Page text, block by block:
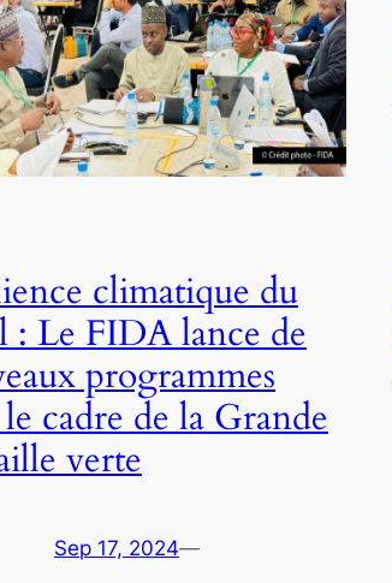
climatique du
: Le FIDA lance de
programmes
cadre de la Grande
verte
Sep 17, 2024—